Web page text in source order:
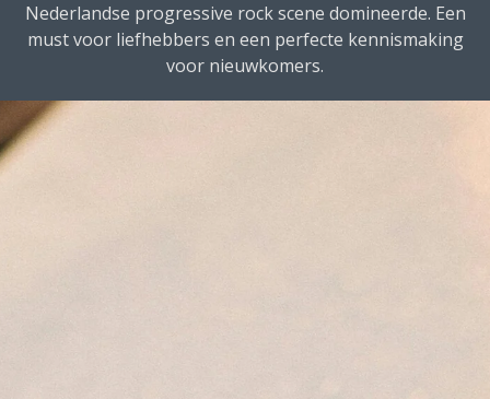
Nederlandse progressive rock scene domineerde. Een
must voor liefhebbers en een perfecte kennismaking
voor nieuwkomers.